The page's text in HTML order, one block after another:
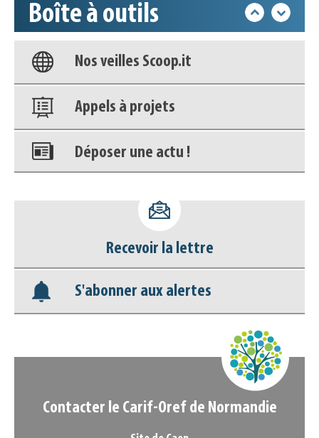
Boîte à outils
Base documentaire
Nos veilles Scoop.it
Appels à projets
Déposer une actu !
déconnecter)
Base documentaire
Nos veilles Scoop.it
Recevoir la lettre
S'abonner aux alertes
Contacter le Carif-Oref de Normandie